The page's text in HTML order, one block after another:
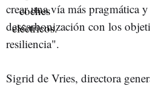
crear una vía más pragmática
descarbonización con los
resiliencia".
Sigrid de Vries, directora